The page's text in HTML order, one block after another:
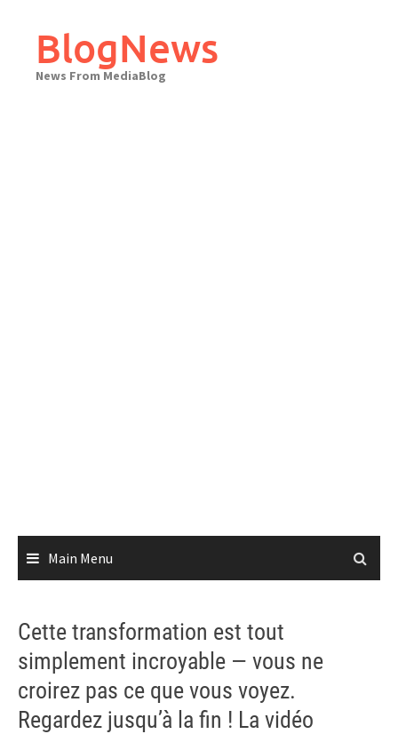
contentBlogNews
News From MediaBlog
Main Menu
Cette transformation est tout
simplement incroyable — vous ne
croirez pas ce que vous voyez.
Regardez jusqu’à la fin ! La vidéo